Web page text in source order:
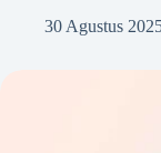
30 Agustus